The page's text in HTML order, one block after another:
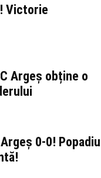
Victorie
Argeș obține o
0-0!